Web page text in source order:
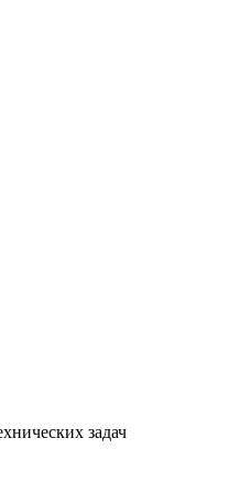
задач